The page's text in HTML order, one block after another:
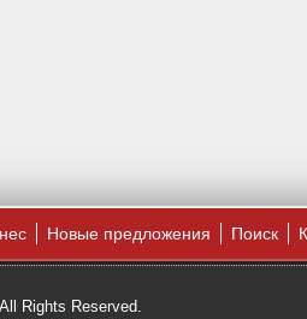
Новые предложения Поиск
Rights Reserved.